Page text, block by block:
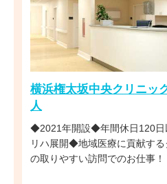
横浜権太坂中央クリニッ
人
◆2021年開設◆年間休日120
リハ展開◆地域医療に貢献す
の取りやすい訪問でのお仕事！